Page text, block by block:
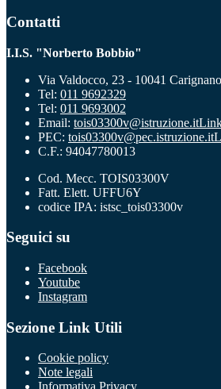
Contatti
I.I.S. "Norberto Bobbio"
Via Valdocco, 23 - 10041
Tel: 011 9692329
Tel: 011 9693002
Email: tois03300v@istruzione.it
PEC: tois03300v@pec.istruzione.it
C.F.: 94047780013
Cod. Mecc. TOIS03300V
Fatt. Elett. UFFU6Y
codice IPA: istsc_tois03300v
Seguici su
Facebook
Youtube
Instagram
Sezione Link Utili
Cookie policy
Note legali